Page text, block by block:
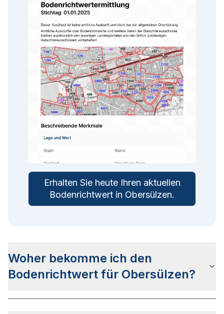
Erhalten Sie heute Ihren aktuellen
Bodenrichtwert in Obersülzen.
Woher bekomme ich den
Bodenrichtwert für Obersülzen?